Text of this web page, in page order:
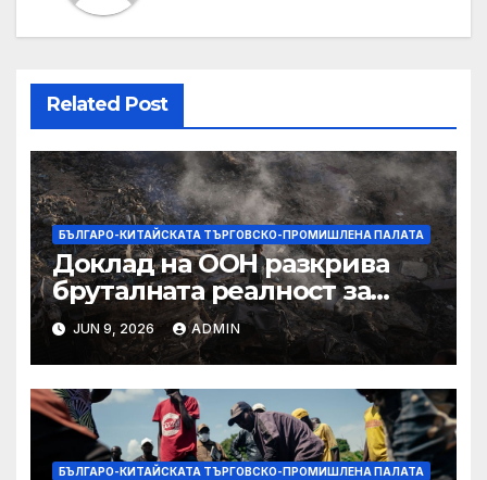
Related Post
БЪЛГАРО-КИТАЙСКАТА ТЪРГОВСКО-ПРОМИШЛЕНА ПАЛАТА
Доклад на ООН разкрива
бруталната реалност за
палестинците в Газа,
Западния бряг
JUN 9, 2026 ADMIN
БЪЛГАРО-КИТАЙСКАТА ТЪРГОВСКО-ПРОМИШЛЕНА ПАЛАТА